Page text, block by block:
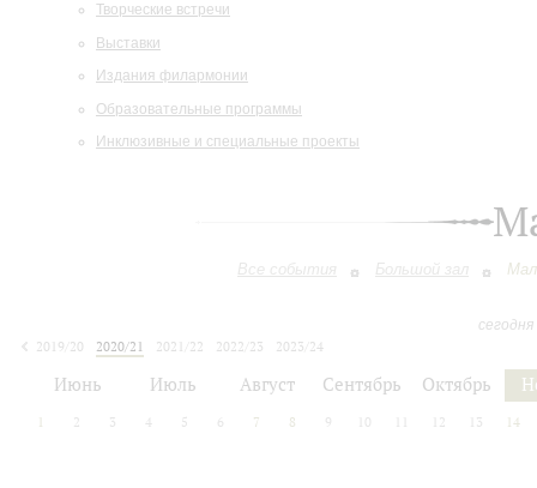
Творческие встречи
Выставки
Издания филармонии
Образовательные программы
Инклюзивные и специальные проекты
Все события Большой зал
2019/20
2020/21 2021/22 2022/23
2023/24
Июнь Июль Август Сентябрь Октябрь
1 2 3 4 5 6 7 8 9 10 12 13 14